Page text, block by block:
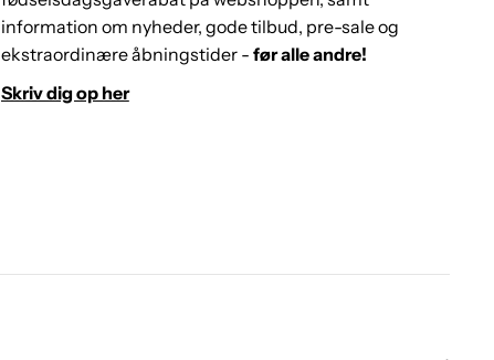
information om nyheder, gode tilbud, pre-sale og
ekstraordinære åbningstider - før alle andre!
Skriv dig op her